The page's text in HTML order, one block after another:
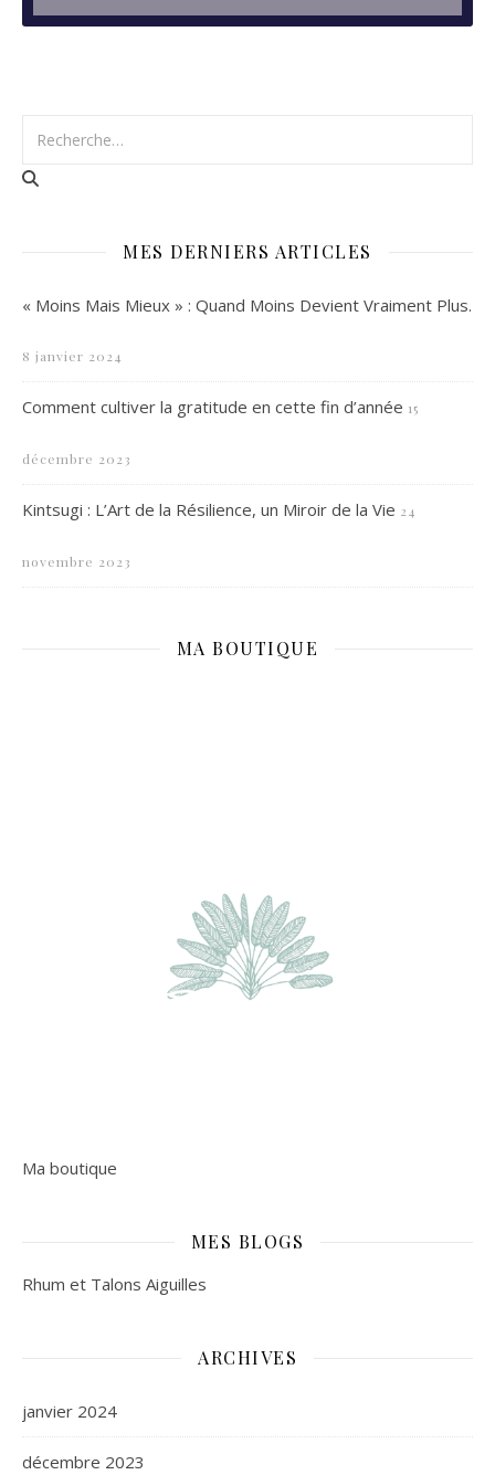
MES DERNIERS ARTICLES
« Moins Mais Mieux » : Quand Moins Devient Vraiment Plus.
8 janvier 2024
Comment cultiver la gratitude en cette fin d’année 15
décembre 2023
Kintsugi : L’Art de la Résilience, un Miroir de la Vie 24
novembre 2023
MA BOUTIQUE
Ma boutique
MES BLOGS
Rhum et Talons Aiguilles
ARCHIVES
janvier 2024
décembre 2023